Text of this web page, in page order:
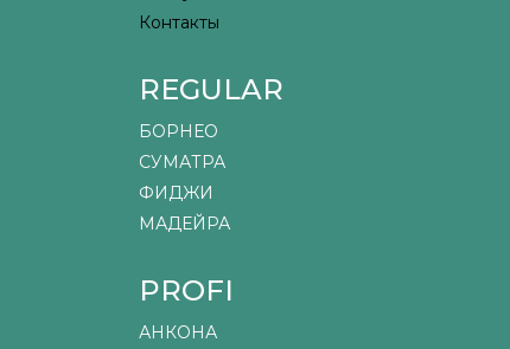
Контакты
REGULAR
БОРНЕО
СУМАТРА
ФИДЖИ
МАДЕЙРА
PROFI
АНКОНА